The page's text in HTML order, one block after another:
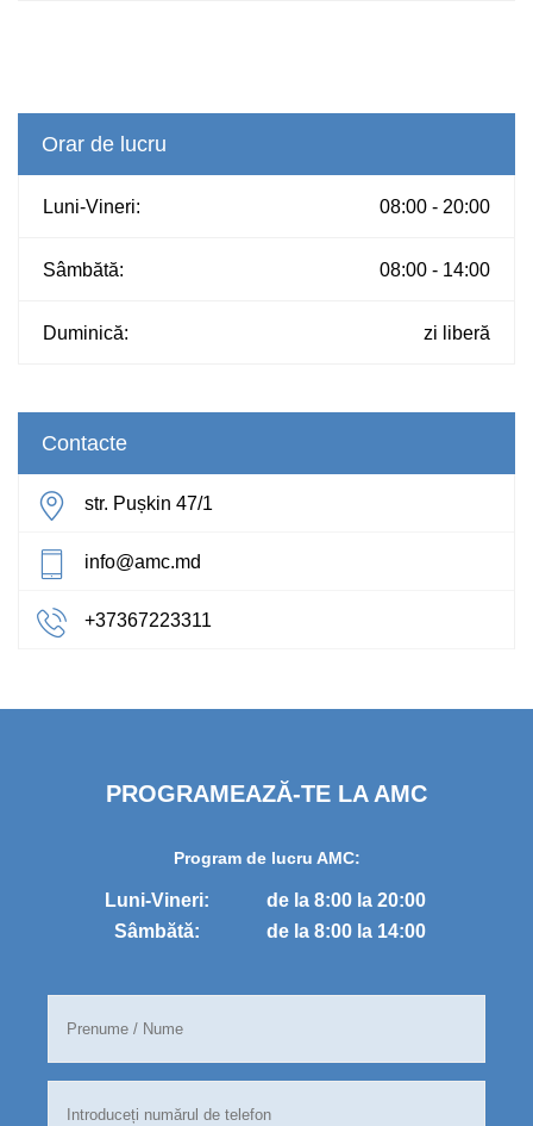
Orar de lucru
Luni-Vineri: 08:00 - 20:00
Sâmbătă: 08:00 - 14:00
Duminică: zi liberă
Contacte
str. Pușkin 47/1
info@amc.md
+37367223311
PROGRAMEAZĂ-TE LA AMC
Program de lucru AMC:
Luni-Vineri:
de la 8:00 la 20:00
Sâmbătă:
de la 8:00 la 14:00